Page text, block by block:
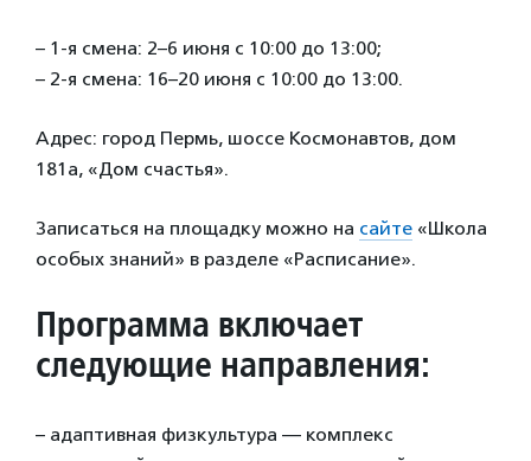
– 1-я смена: 2–6 июня с 10:00 до 13:00;
– 2-я смена: 16–20 июня с 10:00 до 13:00.
Адрес: город Пермь, шоссе Космонавтов, дом
181а, «Дом счастья».
Записаться на площадку можно на сайте «Школа
особых знаний» в разделе «Расписание».
Программа включает
следующие направления:
– адаптивная физкультура — комплекс